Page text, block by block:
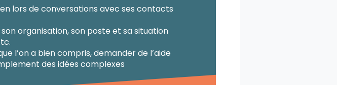
lors de conversations avec ses contacts
organisation, son poste et sa situation
l’on a bien compris, demander de l’aide
des idées complexes